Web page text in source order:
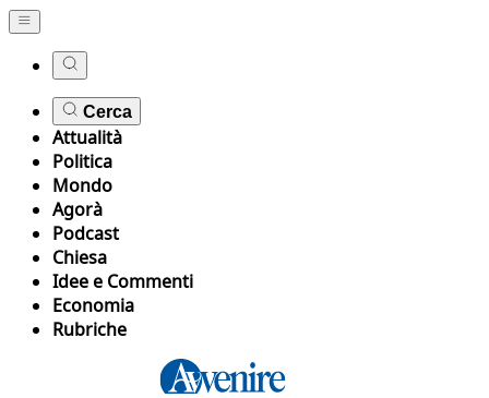
Cerca
Attualità
Politica
Mondo
Agorà
Podcast
Chiesa
Idee e Commenti
Economia
Rubriche